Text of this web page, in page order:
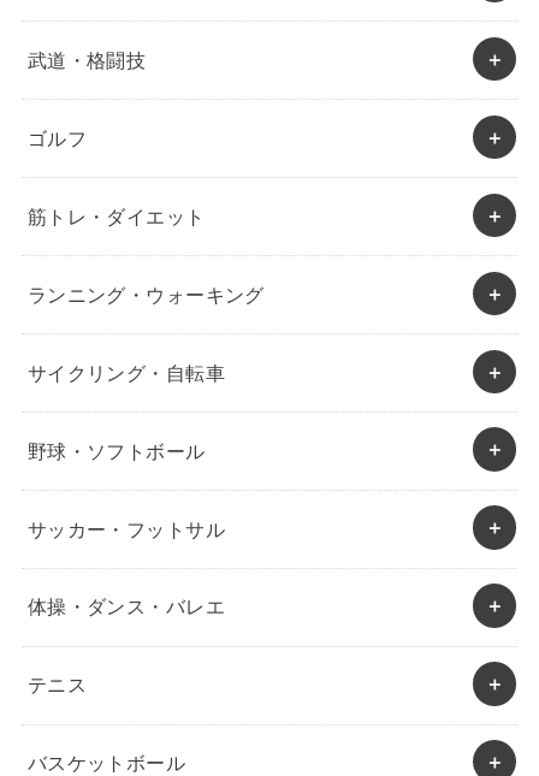
武道・格闘技
ゴルフ
筋トレ・ダイエット
ランニング・ウォーキング
サイクリング・自転車
野球・ソフトボール
サッカー・フットサル
体操・ダンス・バレエ
テニス
バスケットボール